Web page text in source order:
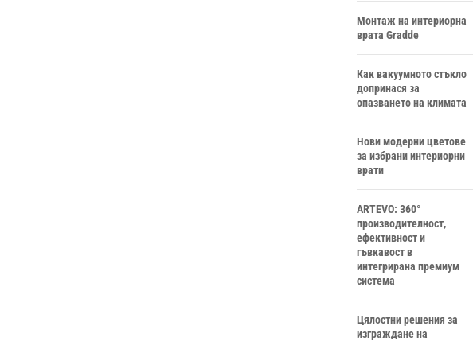
Монтаж на интериорна
врата Gradde
Как вакуумното стъкло
допринася за
опазването на климата
Нови модерни цветове
за избрани интериорни
врати
ARTEVO: 360°
производителност,
ефективност и
гъвкавост в
интегрирана премиум
система
Цялостни решения за
изграждане на